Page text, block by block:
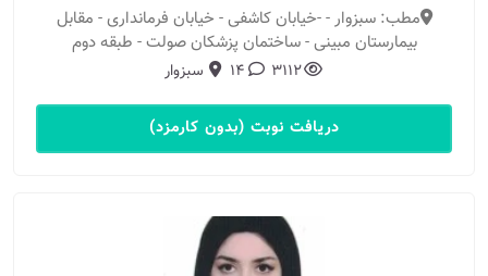
مطب: سبزوار - -خیابان کاشفی - خیابان فرمانداری - مقابل
بیمارستان مبینی - ساختمان پزشکان صولت - طبقه دوم
3112
14 سبزوار
دریافت نوبت (بدون کارمزد)